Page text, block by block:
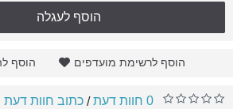
הוסף לעגלה
הוסף לרשימת מועדפים הוסף
0 חוות דעת / כתוב חוות דעת